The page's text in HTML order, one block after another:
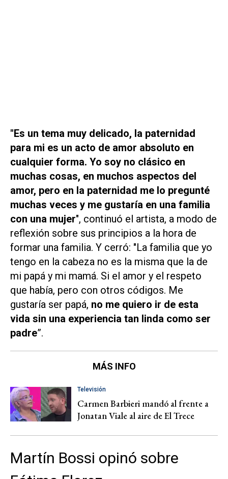
"Es un tema muy delicado, la paternidad
para mi es un acto de amor absoluto en
cualquier forma. Yo soy no clásico en
muchas cosas, en muchos aspectos del
amor, pero en la paternidad me lo pregunté
muchas veces y me gustaría en una familia
con una mujer", continuó el artista, a modo de
reflexión sobre sus principios a la hora de
formar una familia. Y cerró: "La familia que yo
tengo en la cabeza no es la misma que la de
mi papá y mi mamá. Si el amor y el respeto
que había, pero con otros códigos. Me
gustaría ser papá, no me quiero ir de esta
vida sin una experiencia tan linda como ser
padre”.
MÁS INFO
Televisión
Carmen Barbieri mandó al frente a
Jonatan Viale al aire de El Trece
Martín Bossi opinó sobre